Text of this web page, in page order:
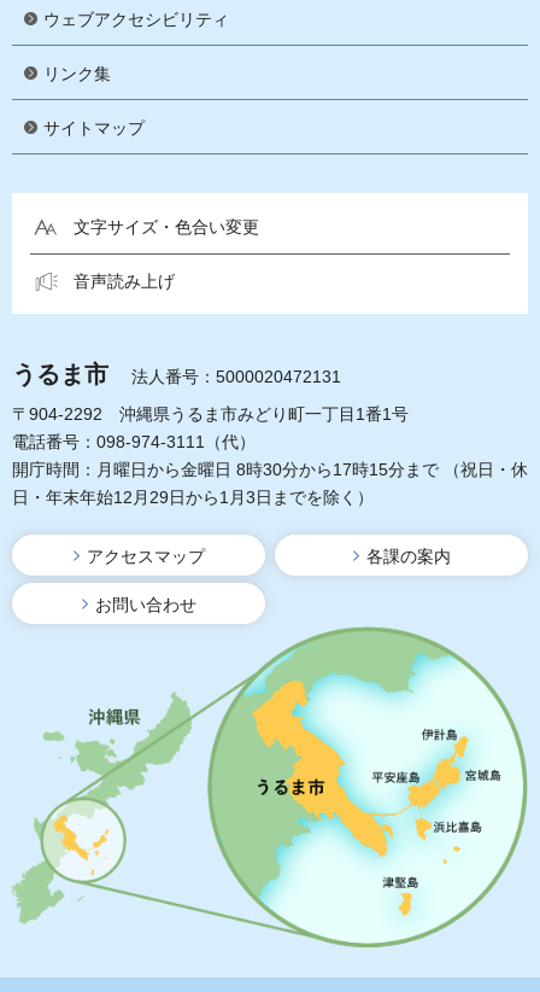
ウェブアクセシビリティ
リンク集
サイトマップ
文字サイズ・色合い変更
音声読み上げ
うるま市
法人番号：5000020472131
〒904-2292 沖縄県うるま市みどり町一丁目1番1号
電話番号：098-974-3111（代）
開庁時間：月曜日から金曜日 8時30分から17時15分まで
（祝日・休
日・年末年始12月29日から1月3日までを除く）
アクセスマップ 各課の案内
お問い合わせ